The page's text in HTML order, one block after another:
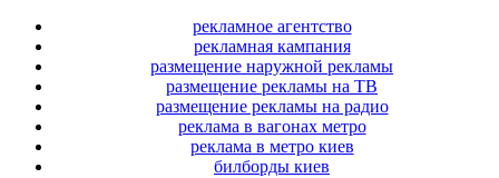
рекламное агентство
рекламная кампания
размещение наружной рекламы
размещение рекламы на ТВ
размещение рекламы на радио
реклама в вагонах метро
реклама в метро киев
билборды киев